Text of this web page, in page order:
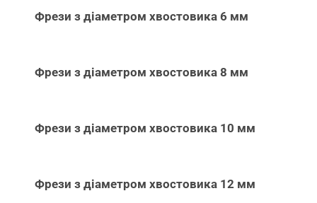
Фрези з діаметром хвостовика 6 мм
Фрези з діаметром хвостовика 8 мм
Фрези з діаметром хвостовика 10 мм
Фрези з діаметром хвостовика 12 мм